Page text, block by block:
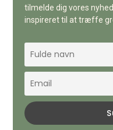
tilmelde dig vores
inspireret til at træffe